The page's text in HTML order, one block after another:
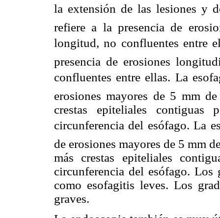
la extensión de las lesiones y
refiere a la presencia de
longitud, no confluentes entre
presencia de erosiones
confluentes entre ellas. La
erosiones mayores de 5 mm
crestas epiteliales
circunferencia del esófago. La
de erosiones mayores de 5 mm
más crestas epiteliales
circunferencia del esófago.
como esofagitis leves. Los
graves.